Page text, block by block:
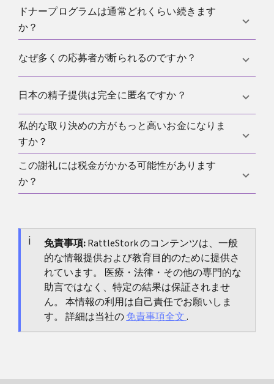
副収入になり得ますが、手軽なお金だと考えると期
待が外れやすいです。
施設は医療基準と内部の品質基準を満たしたサンプ
ルしか使えず、補償もそこに連動することが多いた
ます。
ドナープログラムは通常どれくらい続きます
か？
多くは数か月単位で続きます。初期選考、再検査、
中期的なコミットメントとして考える方が適切で
なぜ多くの応募者が断られるのですか？
施設は医学的・運営的な条件を厳しく見ているため
に合わなかったことを示すだけです。
日本の精子提供は完全に匿名ですか？
自動的にそう考えない方が安全です。医療的に管理
された環境では、同意、本人確認、記録保存が重要
な要素になります。
私的な取り決めの方がもっと高いお金になりま
すか？
そうなる場合もありますが、その分、期待や圧力、
検査や記録の曖昧さなどのリスクも大きくなりま
この謝礼には税金がかかる可能性があります
か？
況次第なので、記録を残し、必要に応じて確認する
のが安全です。
免責事項:RattleStork のコンテンツは、一般
的な情報提供および教育目的のために提供さ
れています。 医療・法律・その他の専門的な
助言ではなく、特定の結果は保証されませ
ん。 本情報の利用は自己責任でお願いしま
す。 詳細は当社の免責事項全文.